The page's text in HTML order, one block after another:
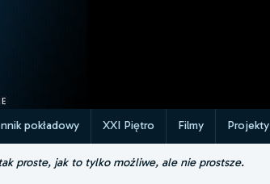
pokładowy XXI Piętro Filmy Projekty
proste, jak to tylko możliwe, ale nie prostsze.